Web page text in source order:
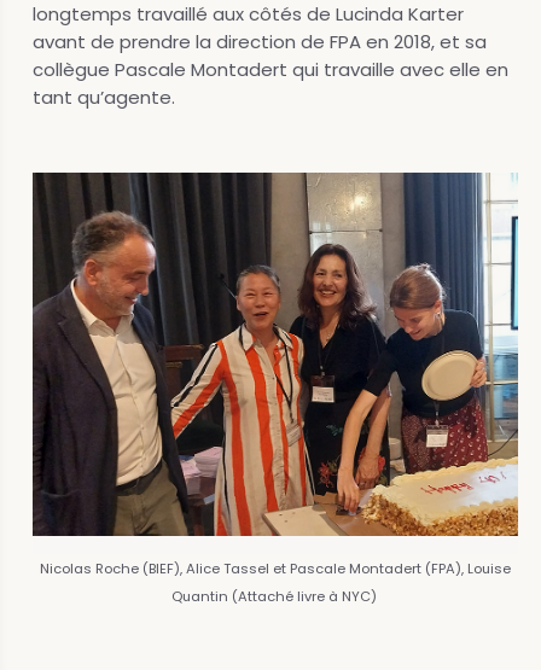
longtemps travaillé aux côtés de Lucinda Karter
avant de prendre la direction de FPA en 2018, et sa
collègue Pascale Montadert qui travaille avec elle en
tant qu’agente.
Nicolas Roche (BIEF), Alice Tassel et Pascale Montadert (FPA), Louise
Quantin (Attaché livre à NYC)